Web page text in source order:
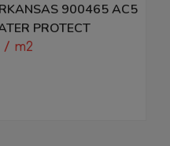
900465 AC5
PROTECT
/ m2